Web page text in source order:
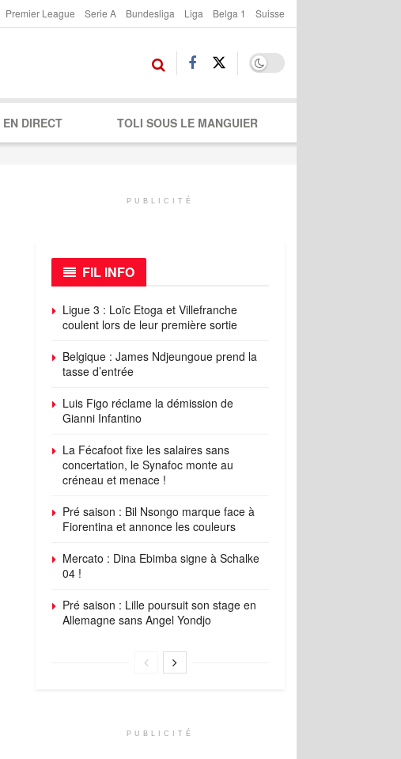
Premier League Serie A Bundesliga Liga Belga 1 Suisse
EN DIRECT TOLI SOUS LE MANGUIER
PUBLICITÉ
FIL INFO
Ligue 3 : Loïc Etoga et Villefranche
coulent lors de leur première sortie
Belgique : James Ndjeungoue prend la
tasse d’entrée
Luis Figo réclame la démission de
Gianni Infantino
La Fécafoot fixe les salaires sans
concertation, le Synafoc monte au
créneau et menace !
Pré saison : Bil Nsongo marque face à
Fiorentina et annonce les couleurs
Mercato : Dina Ebimba signe à Schalke
04 !
Pré saison : Lille poursuit son stage en
Allemagne sans Angel Yondjo
PUBLICITÉ